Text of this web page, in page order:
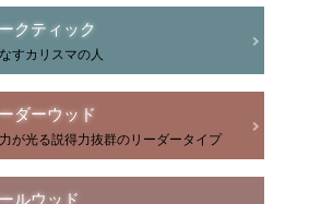
クティック
すカリスマの人
ダーウッド
が光る説得力抜群のリーダータイプ
ルウッド